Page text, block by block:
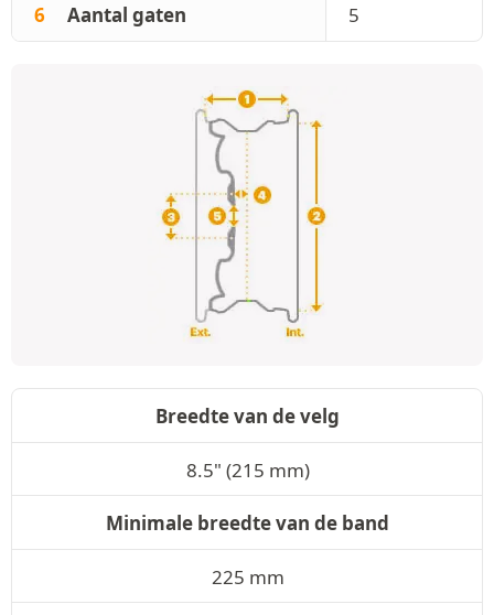
6 Aantal gaten 5
Breedte van de velg
8.5" (215 mm)
Minimale breedte van de band
225 mm